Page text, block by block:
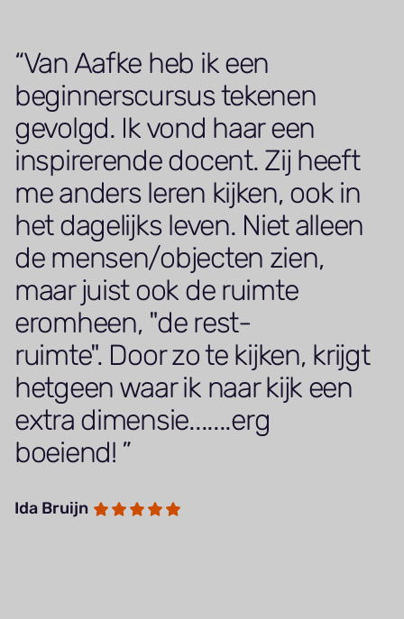
Van Aafke heb ik een
beginnerscursus tekenen
gevolgd. Ik vond haar een
inspirerende docent. Zij heeft
me anders leren kijken, ook in
het dagelijks leven. Niet alleen
de mensen/objecten zien,
maar juist ook de ruimte
eromheen, "de rest-
ruimte". Door zo te kijken, krijgt
hetgeen waar ik naar kijk een
extra dimensie.......erg
boeiend!
Ida Bruijn